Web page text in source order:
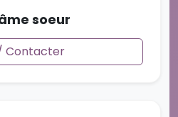
soeur
Contacter